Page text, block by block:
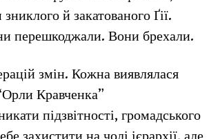
й закатованого Ґії.
перешкоджали. Вони брехали.
змін. Кожна виявлялася
Кравченка”
підзвітності, громадського